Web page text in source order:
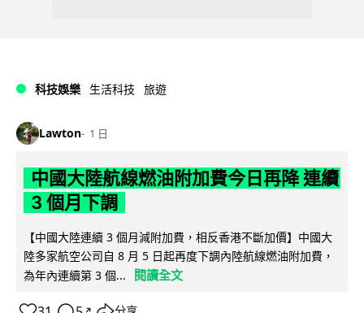
科技娛樂 生活科技 旅遊
Lawton 1 日
中國大陸航線燃油附加費今日再降 連續
3 個月下調
【中國大陸連續 3 個月減附加費，相反香港不斷加價】中國大
陸多家航空公司自 8 月 5 日起再度下調內陸航線燃油附加費，
為年內連續第 3 個...
閱讀全文